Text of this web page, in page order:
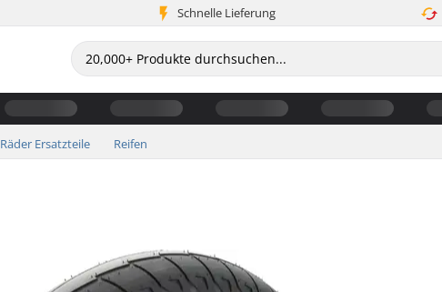
Schnelle Lieferung
Räder Ersatzteile Reifen